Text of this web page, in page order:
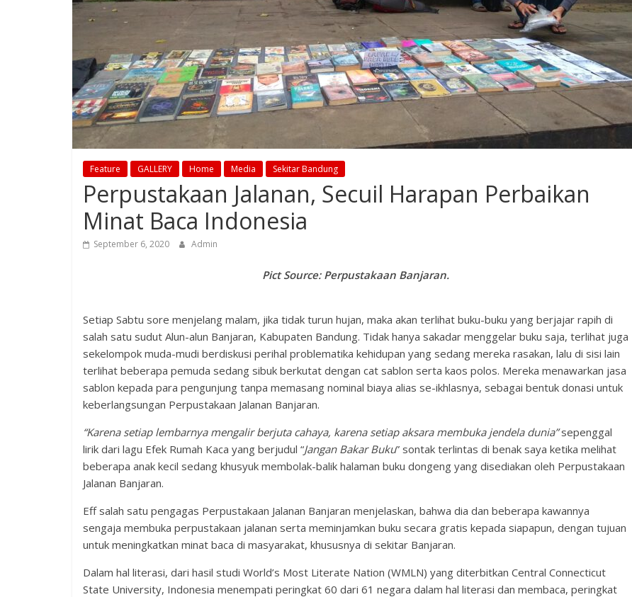
Feature GALLERY Home Media Sekitar Bandung
Perpustakaan Jalanan, Secuil Harapan Perbaikan
Minat Baca Indonesia
September 6, 2020 Admin
Pict Source: Perpustakaan Banjaran.
Setiap Sabtu sore menjelang malam, jika tidak turun hujan, maka akan terlihat buku-buku yang berjajar rapih di
salah satu sudut Alun-alun Banjaran, Kabupaten Bandung. Tidak hanya sakadar menggelar buku saja, terlihat juga
sekelompok muda-mudi berdiskusi perihal problematika kehidupan yang sedang mereka rasakan, lalu di sisi lain
terlihat beberapa pemuda sedang sibuk berkutat dengan cat sablon serta kaos polos. Mereka menawarkan jasa
sablon kepada para pengunjung tanpa memasang nominal biaya alias se-ikhlasnya, sebagai bentuk donasi untuk
keberlangsungan Perpustakaan Jalanan Banjaran.
“Karena setiap lembarnya mengalir berjuta cahaya, karena setiap aksara membuka jendela dunia”sepenggal
lirik dari lagu Efek Rumah Kaca yang berjudul “Jangan Bakar Buku” sontak terlintas di benak saya ketika melihat
beberapa anak kecil sedang khusyuk membolak-balik halaman buku dongeng yang disediakan oleh Perpustakaan
Jalanan Banjaran.
Eff salah satu pengagas Perpustakaan Jalanan Banjaran menjelaskan, bahwa dia dan beberapa kawannya
sengaja membuka perpustakaan jalanan serta meminjamkan buku secara gratis kepada siapapun, dengan tujuan
untuk meningkatkan minat baca di masyarakat, khususnya di sekitar Banjaran.
Dalam hal literasi, dari hasil studi World’s Most Literate Nation (WMLN) yang diterbitkan Central Connecticut
State University, Indonesia menempati peringkat 60 dari 61 negara dalam hal literasi dan membaca, peringkat